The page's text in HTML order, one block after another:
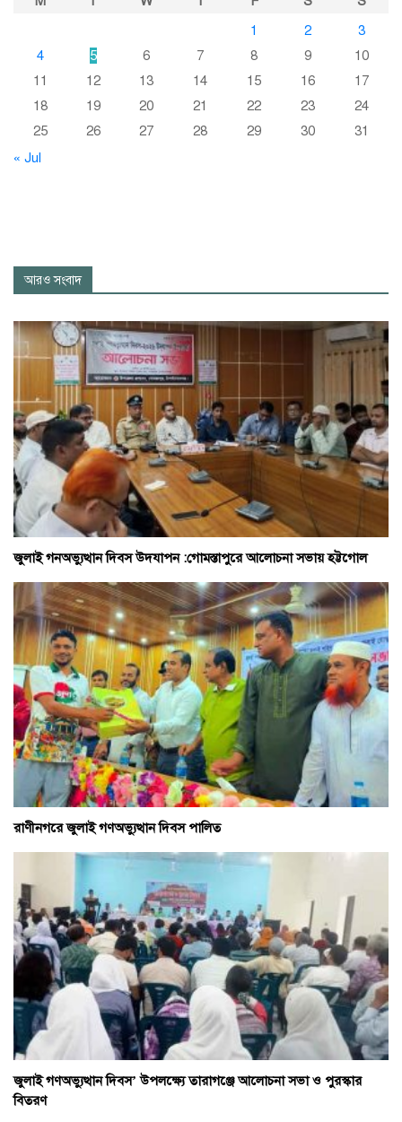
1
2
3
4
5 6 7 8 9
10
11
12 13 14 15 16
17
18
19 20 21 22 23
24
25
26 27 28 29 30
31
« Jul
আরও সংবাদ
জুলাই গনঅভ্যুত্থান দিবস উদযাপন :গোমস্তাপুরে আলোচনা সভায় হট্টগোল
রাণীনগরে জুলাই গণঅভ্যুত্থান দিবস পালিত
জুলাই গণঅভ্যুত্থান দিবস’ উপলক্ষ্যে তারাগঞ্জে আলোচনা সভা ও পুরস্কার
বিতরণ